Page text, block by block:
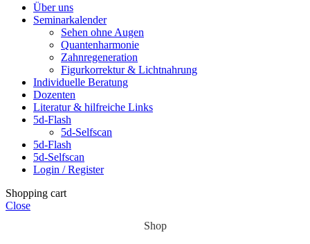
Über uns
Seminarkalender
Sehen ohne Augen
Quantenharmonie
Zahnregeneration
Figurkorrektur & Lichtnahrung
Individuelle Beratung
Dozenten
Literatur & hilfreiche Links
5d-Flash
5d-Selfscan
5d-Flash
5d-Selfscan
Login / Register
Shopping cart
Close
Shop